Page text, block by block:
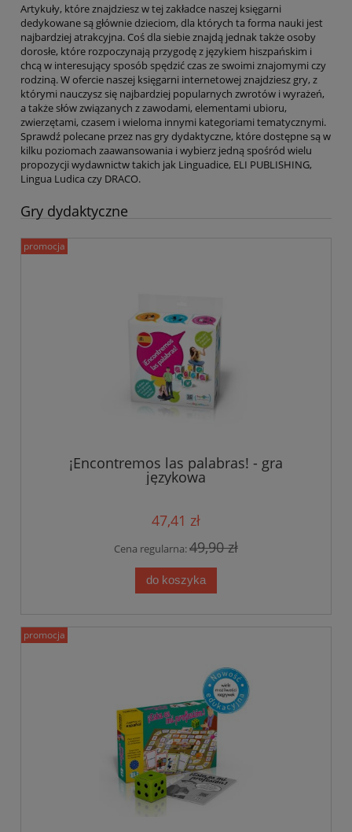
Artykuły, które znajdziesz w tej zakładce naszej księgarni
dedykowane są głównie dzieciom, dla których ta forma nauki jest
najbardziej atrakcyjna. Coś dla siebie znajdą jednak także osoby
dorosłe, które rozpoczynają przygodę z językiem hiszpańskim i
chcą w interesujący sposób spędzić czas ze swoimi znajomymi czy
rodziną. W ofercie naszej księgarni internetowej znajdziesz gry, z
którymi nauczysz się najbardziej popularnych zwrotów i wyrażeń,
a także słów związanych z zawodami, elementami ubioru,
zwierzętami, czasem i wieloma innymi kategoriami tematycznymi.
Sprawdź polecane przez nas gry dydaktyczne, które dostępne są w
kilku poziomach zaawansowania i wybierz jedną spośród wielu
propozycji wydawnictw takich jak Linguadice, ELI PUBLISHING,
Lingua Ludica czy DRACO.
Gry dydaktyczne
¡Encontremos las palabras! - gra
językowa
47,41 zł
Cena regularna:49,90 zł
do koszyka
promocja
promocja